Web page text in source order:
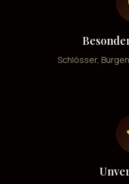
Schlösser,